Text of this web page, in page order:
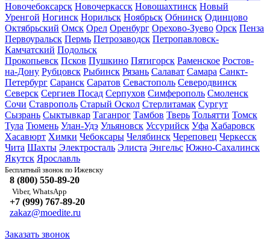
Новочебоксарск Новочеркасск Новошахтинск Новый
Уренгой Ногинск Норильск Ноябрьск Обнинск Одинцово
Октябрьский Омск Орел Оренбург Орехово-Зуево Орск Пенза
Первоуральск Пермь Петрозаводск Петропавловск-
Камчатский Подольск
Прокопьевск Псков Пушкино Пятигорск Раменское Ростов-
на-Дону Рубцовск Рыбинск Рязань Салават Самара Санкт-
Петербург Саранск Саратов Севастополь Северодвинск
Северск Сергиев Посад Серпухов Симферополь Смоленск
Сочи Ставрополь Старый Оскол Стерлитамак Сургут
Сызрань Сыктывкар Таганрог Тамбов Тверь Тольятти Томск
Тула Тюмень Улан-Удэ Ульяновск Уссурийск Уфа Хабаровск
Хасавюрт Химки Чебоксары Челябинск Череповец Черкесск
Чита Шахты Электросталь Элиста Энгельс Южно-Сахалинск
Якутск Ярославль
Бесплатный звонок по Ижевску
8 (800) 550-89-20
Viber, WhatsApp
+7 (999) 767-89-20
zakaz@moedite.ru
Заказать звонок